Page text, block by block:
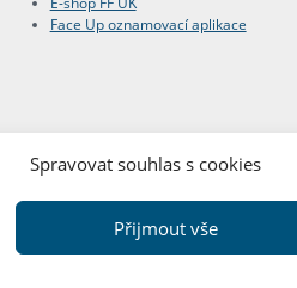
Spravovat souhlas s cookies
Přijmout vše
Face Up oznamovací aplikace